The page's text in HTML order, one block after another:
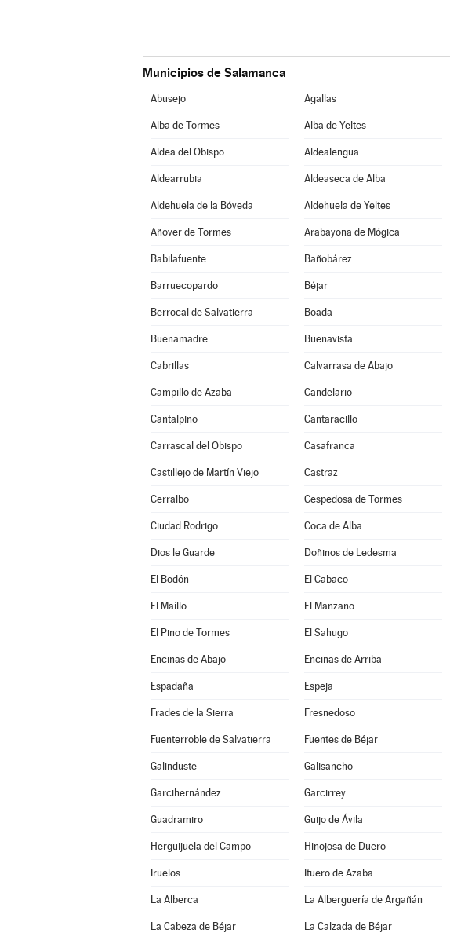
Municipios de Salamanca
Abusejo Agallas
Alba de Tormes Alba de Yeltes
Aldea del Obispo Aldealengua
Aldearrubia Aldeaseca de Alba
Aldehuela de la Bóveda Aldehuela de Yeltes
Añover de Tormes Arabayona de Mógica
Babilafuente Bañobárez
Barruecopardo Béjar
Berrocal de Salvatierra Boada
Buenamadre Buenavista
Cabrillas Calvarrasa de Abajo
Campillo de Azaba Candelario
Cantalpino Cantaracillo
Carrascal del Obispo Casafranca
Castillejo de Martín Viejo Castraz
Cerralbo Cespedosa de Tormes
Ciudad Rodrigo Coca de Alba
Dios le Guarde Doñinos de Ledesma
El Bodón El Cabaco
El Maíllo El Manzano
El Pino de Tormes El Sahugo
Encinas de Abajo Encinas de Arriba
Espadaña Espeja
Frades de la Sierra Fresnedoso
Fuenterroble de Salvatierra Fuentes de Béjar
Galinduste Galisancho
Garcihernández Garcirrey
Guadramiro Guijo de Ávila
Herguijuela del Campo Hinojosa de Duero
Iruelos Ituero de Azaba
La Alberca La Alberguería de Argañán
La Cabeza de Béjar La Calzada de Béjar